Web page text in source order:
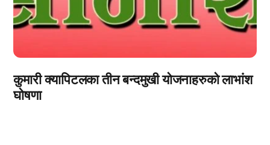
कुमारी क्यापिटलका तीन बन्दमुखी योजनाहरुको लाभांश
घोषणा